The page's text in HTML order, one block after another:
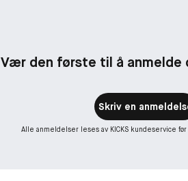
Vær den første til å
Skriv en
Alle anmeldelser leses av KICKS kundeservice